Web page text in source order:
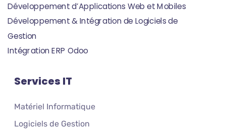
Développement d’Applications Web et Mobiles
Développement & Intégration de Logiciels de
Gestion
Intégration ERP Odoo
Services IT
Matériel Informatique
Logiciels de Gestion